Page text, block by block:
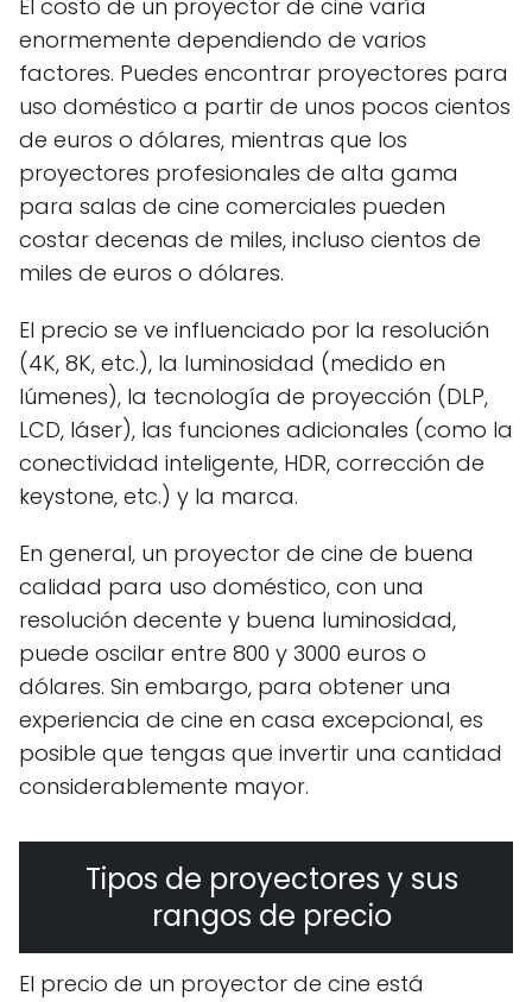
El costo de un proyector de cine varía
enormemente dependiendo de varios
factores. Puedes encontrar proyectores para
uso doméstico a partir de unos pocos cientos
de euros o dólares, mientras que los
proyectores profesionales de alta gama
para salas de cine comerciales pueden
costar decenas de miles, incluso cientos de
miles de euros o dólares.
El precio se ve influenciado por la resolución
(4K, 8K, etc.), la luminosidad (medido en
lúmenes), la tecnología de proyección (DLP,
LCD, láser), las funciones adicionales (como la
conectividad inteligente, HDR, corrección de
keystone, etc.) y la marca.
En general, un proyector de cine de buena
calidad para uso doméstico, con una
resolución decente y buena luminosidad,
puede oscilar entre 800 y 3000 euros o
dólares. Sin embargo, para obtener una
experiencia de cine en casa excepcional, es
posible que tengas que invertir una cantidad
considerablemente mayor.
Tipos de proyectores y sus
rangos de precio
El precio de un proyector de cine está